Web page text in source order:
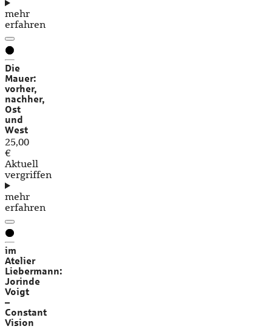
mehr
erfahren
Die
Mauer:
vorher,
nachher,
Ost
und
West
25,00
€
Aktuell
vergriffen
mehr
erfahren
im
Atelier
Liebermann:
Jorinde
Voigt
–
Constant
Vision